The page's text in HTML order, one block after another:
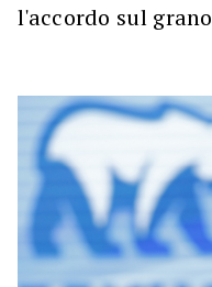
l'accordo sul grano